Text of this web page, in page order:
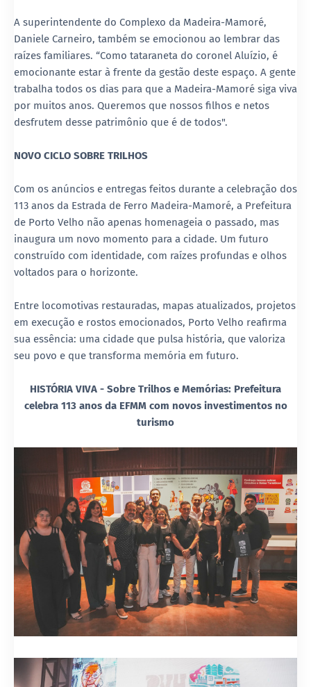
A superintendente do Complexo da Madeira-Mamoré,
Daniele Carneiro, também se emocionou ao lembrar das
raízes familiares. “Como tataraneta do coronel Aluízio, é
emocionante estar à frente da gestão deste espaço. A gente
trabalha todos os dias para que a Madeira-Mamoré siga viva
por muitos anos. Queremos que nossos filhos e netos
desfrutem desse patrimônio que é de todos".
NOVO CICLO SOBRE TRILHOS
Com os anúncios e entregas feitos durante a celebração dos
113 anos da Estrada de Ferro Madeira-Mamoré, a Prefeitura
de Porto Velho não apenas homenageia o passado, mas
inaugura um novo momento para a cidade. Um futuro
construído com identidade, com raízes profundas e olhos
voltados para o horizonte.
Entre locomotivas restauradas, mapas atualizados, projetos
em execução e rostos emocionados, Porto Velho reafirma
sua essência: uma cidade que pulsa história, que valoriza
seu povo e que transforma memória em futuro.
HISTÓRIA VIVA - Sobre Trilhos e Memórias: Prefeitura
celebra 113 anos da EFMM com novos investimentos no
turismo